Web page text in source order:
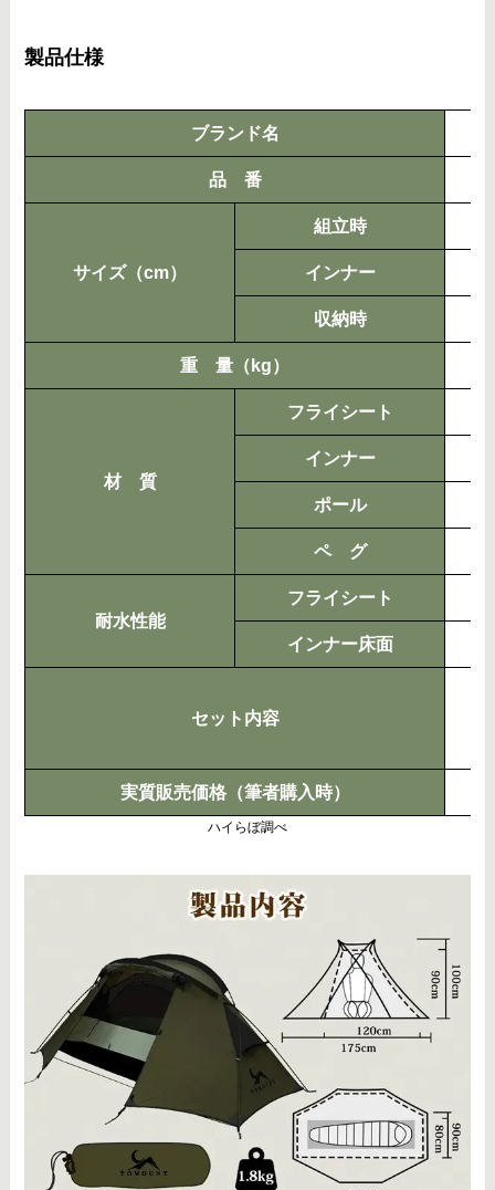
製品仕様
ブランド名
品 番
サイズ（cm）
組立時
インナー
収納時
重 量（kg）
材 質
フライシート
インナー
ポール
ペ グ
耐水性能
フライシート
インナー床面
セット内容
実質販売価格（筆者購入時）
ハイらぼ調べ